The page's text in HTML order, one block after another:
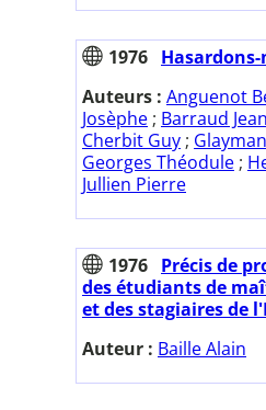
1976
Auteurs : Anguenot
Josèphe ; Barraud Jean
Cherbit Guy ;
Georges Théodule ;
Jullien Pierre
1976 Précis de
des étudiants de
et des stagiaires de
Auteur : Baille Alain